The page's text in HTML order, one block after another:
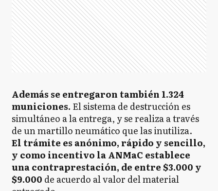
Además se entregaron también 1.324
municiones. El sistema de destrucción es
simultáneo a la entrega, y se realiza a través
de un martillo neumático que las inutiliza.
El trámite es anónimo, rápido y sencillo,
y como incentivo la ANMaC establece
una contraprestación, de entre $3.000 y
$9.000 de acuerdo al valor del material